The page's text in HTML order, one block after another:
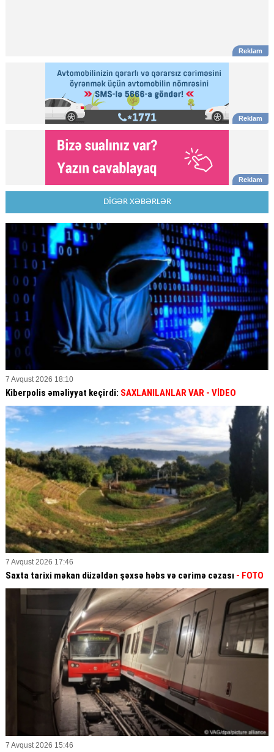
DİGƏR XƏBƏRLƏR
7 Avqust 2026 18:10
Kiberpolis əməliyyat keçirdi: SAXLANILANLAR VAR - VİDEO
7 Avqust 2026 17:46
Saxta tarixi məkan düzəldən şəxsə həbs və cərimə cəzası - FOTO
7 Avqust 2026 15:46